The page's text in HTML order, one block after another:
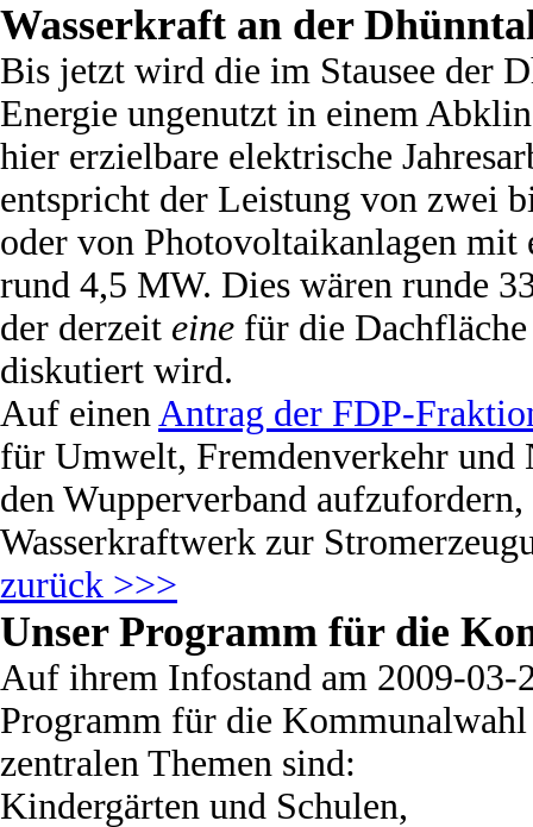
Wasserkraft an der
Bis jetzt wird die im Stausee der
Energie ungenutzt in einem
hier erzielbare elektrische
entspricht der Leistung von zwei
oder von Photovoltaikanlagen mit
rund 4,5 MW. Dies wären runde
der derzeit eine für die
diskutiert wird.
Auf einenAntrag der FDP-
für Umwelt, Fremdenverkehr und
den Wupperverband
Wasserkraftwerk zur
zurück >>>
Unser Programm für die
Auf ihrem Infostand am 2009-03-
Programm für die
zentralen Themen sind:
Kindergärten und Schulen,